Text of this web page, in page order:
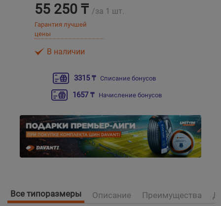
55 250 ₸ /за 1 шт.
Гарантия лучшей
цены
В наличии
3315 ₸ Списание бонусов
1657 ₸ Начисление бонусов
Все типоразмеры Описание Преимущества
Шымкент
Экибастуз